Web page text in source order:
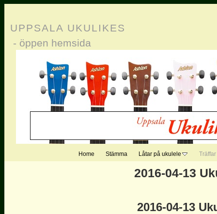
UPPSALA UKULIKES
- öppen hemsida
Home Stämma Låtar på ukulele Träffar
2016-04-13
2016-04-13